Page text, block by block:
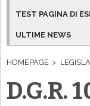
TEST PAGINA DI
ULTIME NEWS
HOMEPAGE
D.G.R.